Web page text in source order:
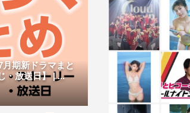
期新ドラマまと
・放送日】 | ...